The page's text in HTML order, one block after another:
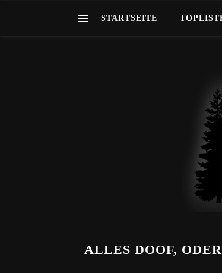
STARTSEITE
ALLES DOOF,